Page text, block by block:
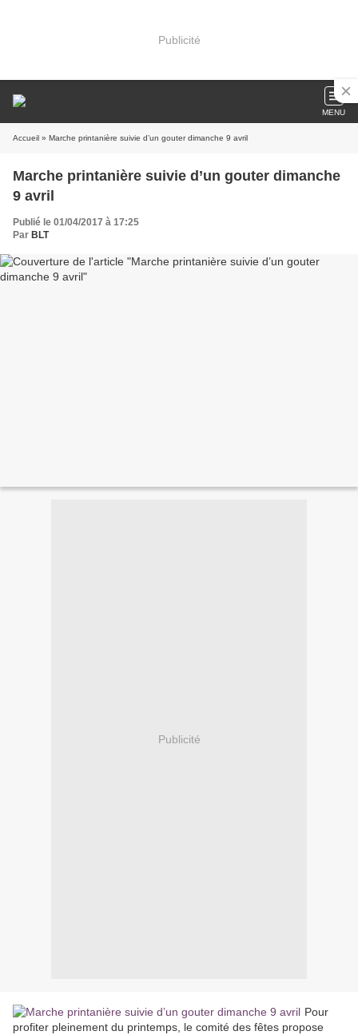
Publicité
MENU
Accueil » Marche printanière suivie d’un gouter dimanche 9 avril
Marche printanière suivie d’un gouter dimanche
9 avril
Publié le 01/04/2017 à 17:25
Par BLT
Publicité
Pour
profiter pleinement du printemps, le comité des fêtes propose